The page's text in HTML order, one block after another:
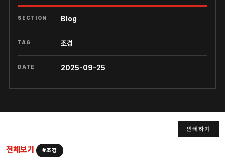
SECTION Blog
TAG 조경
DATE 2025-09-25
인쇄하기
전체보기 #조경